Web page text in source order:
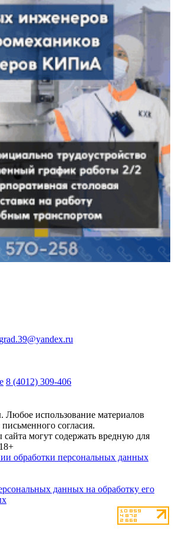
8 (4012) 309-406
использование материалов
письменного согласия.
могут содержать вредную для
18+
обработки персональных данных
данных на обработку его